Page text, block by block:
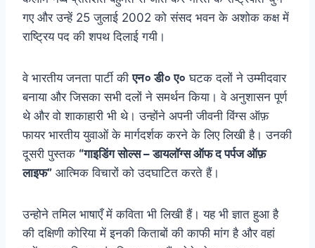
गए और उन्हें 25 जुलाई 2002 को संसद भवन के अशोक कक्ष में
राष्ट्रिय पद की शपथ दिलाई गयी।
वे भारतीय जनता पार्टी कीएन० डी० ए० घटक दलों ने उम्मीदवार
बनाया और जिसका सभी दलों ने समर्थन किया। वे अनुशासन पूर्ण
थे और वो शाकाहारी भी थे। उन्होंने अपनी जीवनी विंग्स ऑफ़
फायर भारतीय युवाओं के मार्गदर्शक करने के लिए लिखी है। उनकी
दूसरी पुस्तक “गाइडिंग सोल्स – डायलॉग्स ऑफ द पर्पज ऑफ़
लाइफ” आत्मिक विचारों को उदघाटित करते हैं।
उन्होने तमिल भाषाएँ में कविता भी लिखी हैं। यह भी ज्ञात हुआ है
की दक्षिणी कोरिया में इनकी किताबों की काफी मांग है और वहां